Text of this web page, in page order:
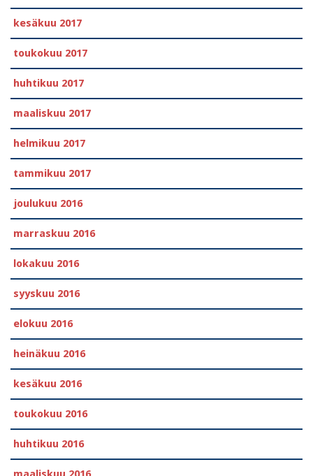
kesäkuu 2017
toukokuu 2017
huhtikuu 2017
maaliskuu 2017
helmikuu 2017
tammikuu 2017
joulukuu 2016
marraskuu 2016
lokakuu 2016
syyskuu 2016
elokuu 2016
heinäkuu 2016
kesäkuu 2016
toukokuu 2016
huhtikuu 2016